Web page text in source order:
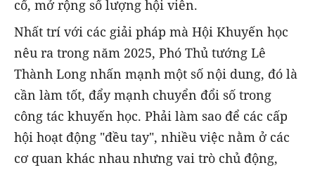
cố, mở rộng số lượng hội viên.
Nhất trí với các giải pháp mà Hội Khuyến học
nêu ra trong năm 2025, Phó Thủ tướng Lê
Thành Long nhấn mạnh một số nội dung, đó là
cần làm tốt, đẩy mạnh chuyển đổi số trong
công tác khuyến học. Phải làm sao để các cấp
hội hoạt động "đều tay", nhiều việc nằm ở các
cơ quan khác nhau nhưng vai trò chủ động,